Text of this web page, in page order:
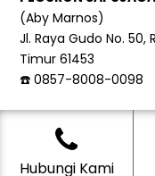
(Aby Marnos)
Jl. Raya Gudo No.
Timur 61453
☎️ 0857-8008-0098
Hubungi Kami